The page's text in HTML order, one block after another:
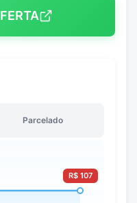
Parcelado